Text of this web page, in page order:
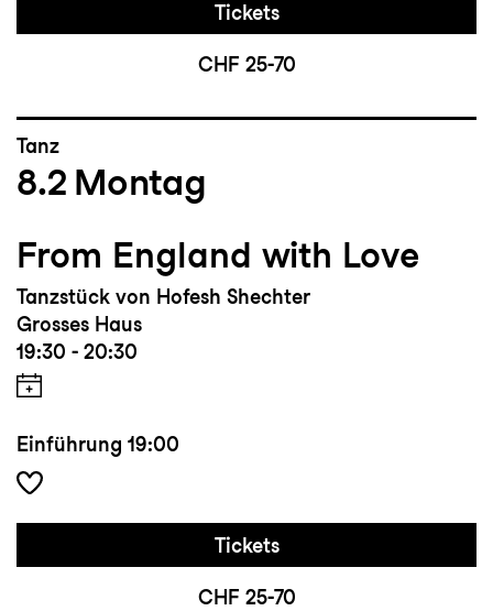
Tickets
CHF 25-70
Tanz
8.2 Montag
From England with Love
Tanzstück von Hofesh Shechter
Grosses Haus
19:30 - 20:30
Einführung 19:00
Tickets
CHF 25-70